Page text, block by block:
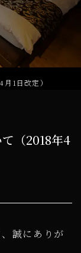
1日改定）
（2018年4
誠にありが